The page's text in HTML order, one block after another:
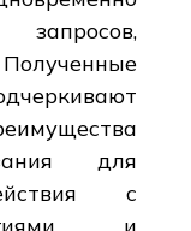
запросов,
для
с
и